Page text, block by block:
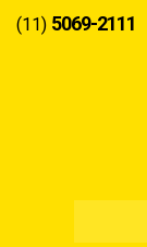
(11) 5069-2111